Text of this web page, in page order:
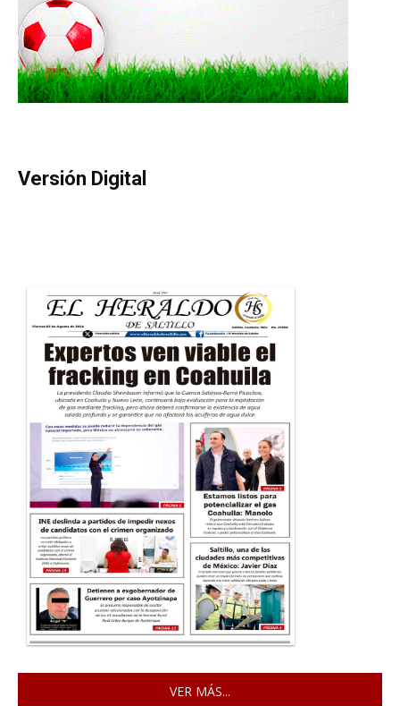
Versión Digital
VER MÁS...